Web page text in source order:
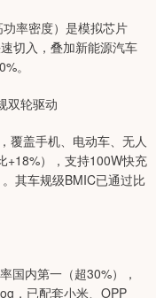
率密度）是模拟芯片
切入，叠加新能源汽车
。
双轮驱动
覆盖手机、电动车、无人
+18%），支持100W快充
其车规级BMIC已通过比
国内第一（超30%），
，已配套小米、OPP